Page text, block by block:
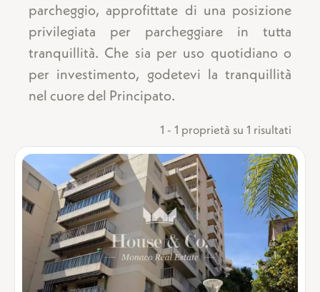
Numero di camere da letto
1 camera
2 camere
3 camere
4 camere
5 camere +
Cantina
Ascensore
Piano terra
parcheggio, approfittate di una posizione
privilegiata per parcheggiare in tutta
tranquillità. Che sia per uso quotidiano o
per investimento, godetevi la tranquillità
nel cuore del Principato.
1 - 1 proprietà su 1 risultati